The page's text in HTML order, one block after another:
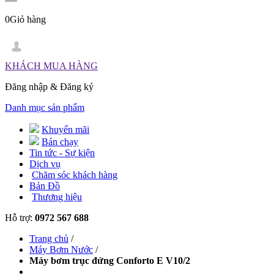
0Giỏ hàng
KHÁCH MUA HÀNG
Đăng nhập & Đăng ký
Danh mục sản phẩm
Khuyến mãi
Bán chạy
Tin tức - Sự kiện
Dịch vụ
Chăm sóc khách hàng
Bản Đồ
Thương hiệu
Hỗ trợ: 0972 567 688
Trang chủ /
Máy Bơm Nước /
Máy bơm trục đứng Conforto E V10/2